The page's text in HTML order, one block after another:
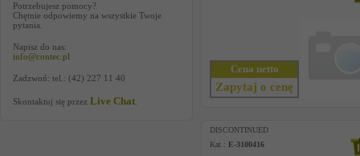
Potrzebujesz pomocy?
Chętnie odpowiemy na wszystkie Twoje
pytania.
Napisz do nas:
info@contec.pl
Zadzwoń: tel.: (42) 227 11 40
Skontaktuj się przez Live Chat
Cena netto
Zapytaj o cenę
DISCONTINUED
Kat.: E-3100416